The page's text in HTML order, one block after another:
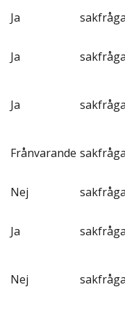
Ja
Ja
Ja
Frånvarande
Nej
Ja
Nej